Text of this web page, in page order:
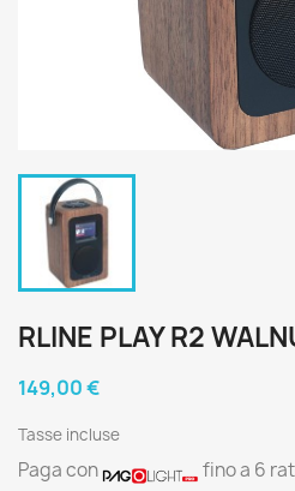
RLINE PLAY R2
149,00 €
Tasse incluse
Paga con fino a 6